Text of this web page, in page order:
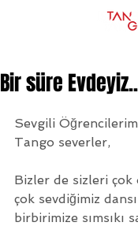
Bir süre
Sevgili
Tango severler,
Bizler de sizleri çok
çok sevdiğimiz
birbirimize sımsıkı